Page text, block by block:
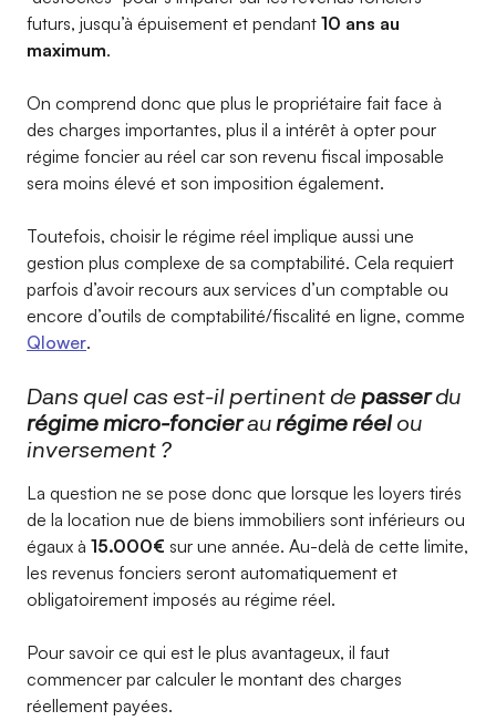
futurs, jusqu’à épuisement et pendant 10 ans au
maximum.
On comprend donc que plus le propriétaire fait face à
des charges importantes, plus il a intérêt à opter pour
régime foncier au réel car son revenu fiscal imposable
sera moins élevé et son imposition également.
Toutefois, choisir le régime réel implique aussi une
gestion plus complexe de sa comptabilité. Cela requiert
parfois d’avoir recours aux services d’un comptable ou
encore d’outils de comptabilité/fiscalité en ligne, comme
Qlower.
Dans quel cas est-il pertinent de passerdu
régime micro-foncieraurégime réelou
inversement ?
La question ne se pose donc que lorsque les loyers tirés
de la location nue de biens immobiliers sont inférieurs ou
égaux à 15.000€ sur une année. Au-delà de cette limite,
les revenus fonciers seront automatiquement et
obligatoirement imposés au régime réel.
Pour savoir ce qui est le plus avantageux, il faut
commencer par calculer le montant des charges
réellement payées.